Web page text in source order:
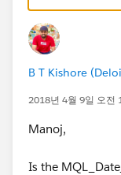
7 hours after
Add your time
Email Recepient
Save, Done and
formula if the
B T Kishore
2018년 4월 9일 오전
Manoj,
Is the